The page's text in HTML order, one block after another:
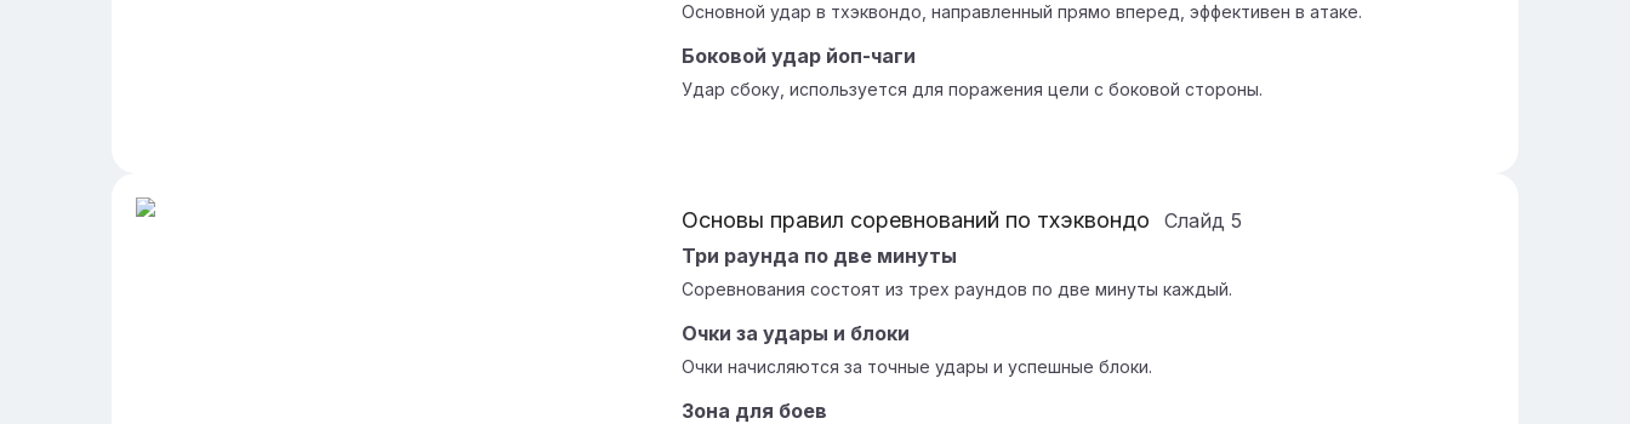
Основной удар в тхэквондо, направленный прямо вперед, эффективен в атаке.
Боковой удар йоп-чаги
Удар сбоку, используется для поражения цели с боковой стороны.
Основы правил соревнований по тхэквондо Слайд 5
Три раунда по две минуты
Соревнования состоят из трех раундов по две минуты каждый.
Очки за удары и блоки
Очки начисляются за точные удары и успешные блоки.
Зона для боев